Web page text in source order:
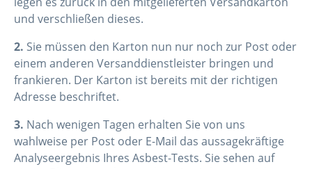
und verschließen dieses.
2. Sie müssen den Karton nun nur noch zur Post oder
einem anderen Versanddienstleister bringen und
frankieren. Der Karton ist bereits mit der richtigen
Adresse beschriftet.
3. Nach wenigen Tagen erhalten Sie von uns
wahlweise per Post oder E-Mail das aussagekräftige
Analyseergebnis Ihres Asbest-Tests. Sie sehen auf